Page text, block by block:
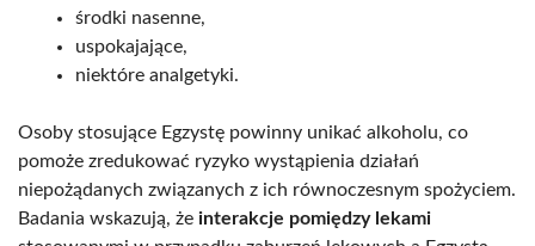
środki nasenne,
uspokajające,
niektóre analgetyki.
Osoby stosujące Egzystę powinny unikać alkoholu, co
pomoże zredukować ryzyko wystąpienia działań
niepożądanych związanych z ich równoczesnym spożyciem.
Badania wskazują, że interakcje pomiędzy lekami